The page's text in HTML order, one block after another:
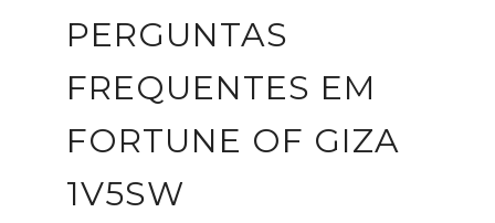
PERGUNTAS
FREQUENTES EM
FORTUNE OF GIZA
1V5SW